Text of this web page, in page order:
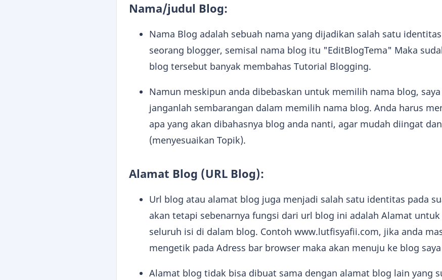
Nama/judul Blog:
Nama Blog adalah sebuah nama yang dijadikan salah satu
seorang blogger, semisal nama blog itu "EditBlogTema" Maka
blog tersebut banyak membahas Tutorial Blogging.
Namun meskipun anda dibebaskan untuk memilih nama blog,
janganlah sembarangan dalam memilih nama blog. Anda harus
apa yang akan dibahasnya blog anda nanti, agar mudah diingat
(menyesuaikan Topik).
Alamat Blog (URL Blog):
Url blog atau alamat blog juga menjadi salah satu identitas pada
akan tetapi sebenarnya fungsi dari url blog ini adalah Alamat untuk
seluruh isi di dalam blog. Contoh www.lutfisyafii.com, jika anda
mengetik pada Adress bar browser maka akan menuju ke blog
Alamat blog tidak bisa dibuat sama dengan alamat blog lain yang